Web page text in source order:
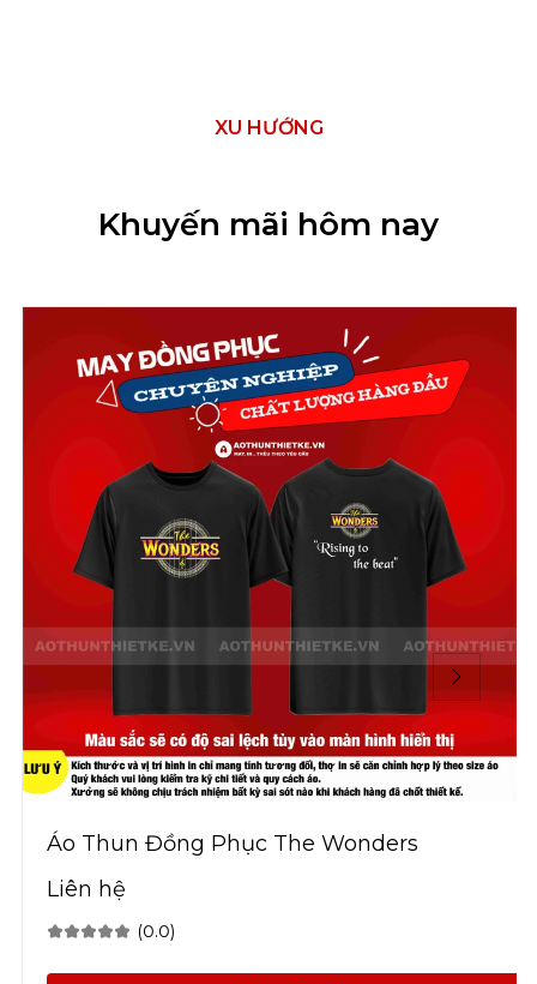
XU HƯỚNG
Khuyến mãi hôm nay
Áo Thun Đồng Phục The Wonders
Liên hệ
(0.0)